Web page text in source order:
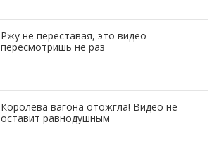
Ржу не переставая, это видео
пересмотришь не раз
Королева вагона отожгла! Видео не
оставит равнодушным